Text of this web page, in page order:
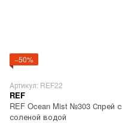
−50%
Артикул: REF22
REF
REF Ocean Mist №303 Спрей с
соленой водой